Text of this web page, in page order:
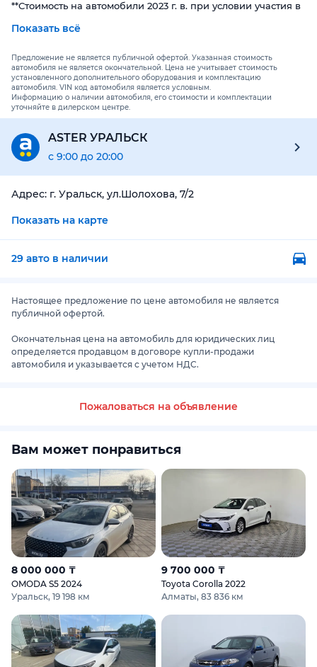
**Стоимость на автомобили 2023 г. в. при условии участия в
ОСНОВНЫЕ ХАРАКТЕРИСТИКИ
Новый OMODA S5 – воплощение современного стиля и
технологий в мире автомобилей!
светодиодной умной оптикой. Фары модели оснащены
системой IHC, которая способна самостоятельно
переключаться между дальним и ближним светом.
Солидности облику добавляют и двухцветные диски
решёткой «Star Diamond» они делают автомобиль
визуально крупнее.
максимально защищающая водителя и всех пассажиров.
Благодаря точному анализу окружающей дорожной
обстановки, ассистенты ADAS моментально реагируют на
потенциальную опасность, сигнализируя об этом водителю.
системой боковой поддержкой, кожаная отделка салона,
поддержкой Android Auto и Apple CarPlay, виртуальный
«инструментарий» с 10.25-дюймовым табло и лаконичная
центральная консоль во всех комплектациях.
Показать всё
Предложение не является публичной офертой. Указанная стоимость
автомобиля не является окончательной. Цена не учитывает стоимость
установленного дополнительного оборудования и комплектацию
автомобиля. VIN код автомобиля является условным.
Информацию о наличии автомобиля, его стоимости и комплектации
уточняйте в дилерском центре.
ASTER УРАЛЬСК
с 9:00 до 20:00
Адрес: г. Уральск, ул.Шолохова, 7/2
Показать на карте
29 авто в наличии
Настоящее предложение по цене автомобиля не является
публичной офертой.
Окончательная цена на автомобиль для юридических лиц
определяется продавцом в договоре купли-продажи
автомобиля и указывается с учетом НДС.
Пожаловаться на объявление
Вам может понравиться
8 000 000 ₸
OMODA S5 2024
Уральск, 19 198 км
9 700 000 ₸
Toyota Corolla 2022
Алматы, 83 836 км